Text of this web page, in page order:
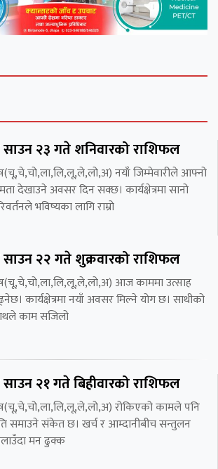
२३ गते शनिवारको राशिफल
नयाँ जिम्मेवारीले आफ्नो
देखाउने अवसर दिन सक्छ। कार्यक्षेत्रमा सानो
भविष्यका लागि राम्रो
२२ गते शुक्रवारको राशिफल
आज काममा उत्साह
कार्यक्षेत्रमा नयाँ अवसर मिल्ने योग छ। साथीको
काम सजिलो
२१ गते बिहीवारको राशिफल
रोकिएको कामले पनि
समाउने संकेत छ। खर्च र आम्दानीबीच सन्तुलन
मन ढुक्क